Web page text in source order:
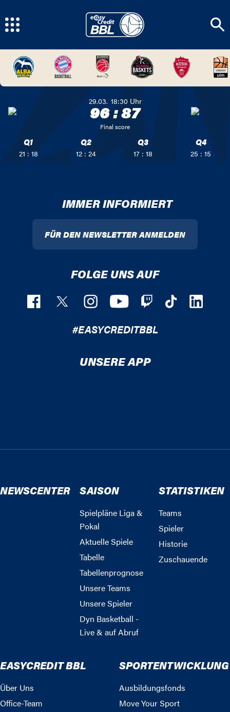
29.03. 18:30 Uhr
96:87
Final score
Q1
21 : 18
Q2
12 : 24
Q3
17 : 18
Q4
25 : 15
IMMER INFORMIERT
FÜR DEN NEWSLETTER ANMELDEN
FOLGE UNS AUF
#EASYCREDITBBL
UNSERE APP
NEWSCENTER SAISON
Spielpläne Liga &
Pokal
Aktuelle Spiele
Tabelle
Tabellenprognose
Unsere Teams
Unsere Spieler
Dyn Basketball -
Live & auf Abruf
STATISTIKEN
Teams
Spieler
Historie
Zuschauende
EASYCREDIT BBL
Über Uns
Office-Team
SPORTENTWICKLUNG
Ausbildungsfonds
Move Your Sport